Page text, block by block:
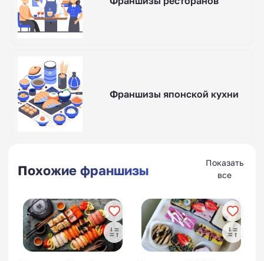
Франшизы японской кухни
Похожие франшизы
Показать
все